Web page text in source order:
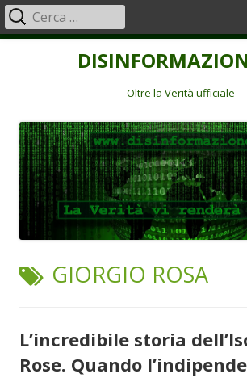
Oltre la Verità ufficiale
Menu
principale
Ricerca
per:
TAG:
GIORGIO ROSA
L’incredibile storia
Rose. Quando